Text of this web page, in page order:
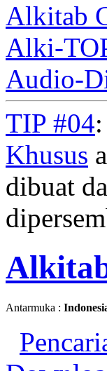
Alkitab
Alki-
Audio-
TIP #04
Khusus
dibuat
Antarmuka :